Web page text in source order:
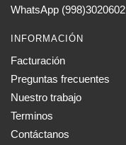
en
página
producto
WhatsApp (998)3020602
INFORMACIÓN
Facturación
Preguntas frecuentes
Nuestro trabajo
Terminos
Contáctanos